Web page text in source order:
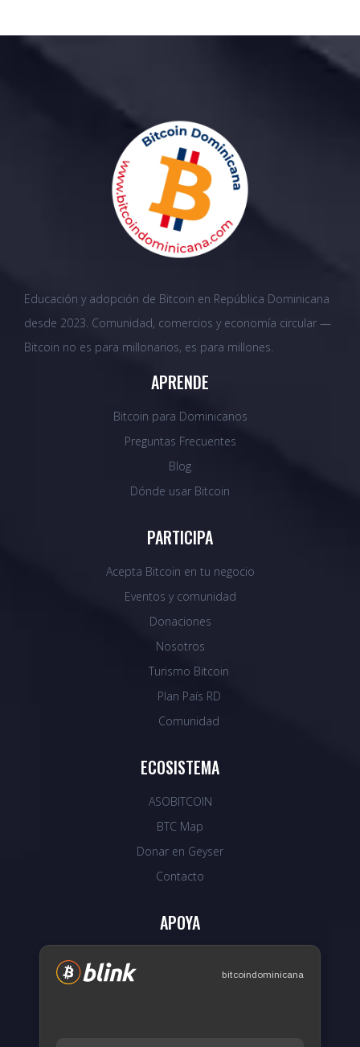
Educación y adopción de Bitcoin en República Dominicana
desde 2023. Comunidad, comercios y economía circular —
Bitcoin no es para millonarios, es para millones.
APRENDE
Bitcoin para Dominicanos
Preguntas Frecuentes
Blog
Dónde usar Bitcoin
PARTICIPA
Acepta Bitcoin en tu negocio
Eventos y comunidad
Donaciones
Nosotros
Turismo Bitcoin
Plan País RD
Comunidad
ECOSISTEMA
ASOBITCOIN
BTC Map
Donar en Geyser
Contacto
APOYA
bitcoindominicana